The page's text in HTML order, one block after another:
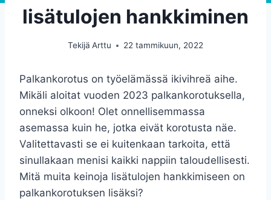
lisätulojen hankkiminen
Tekijä Arttu 22 tammikuun, 2022
Palkankorotus on työelämässä ikivihreä aihe.
Mikäli aloitat vuoden 2023 palkankorotuksella,
onneksi olkoon! Olet onnellisemmassa
asemassa kuin he, jotka eivät korotusta näe.
Valitettavasti se ei kuitenkaan tarkoita, että
sinullakaan menisi kaikki nappiin taloudellisesti.
Mitä muita keinoja lisätulojen hankkimiseen on
palkankorotuksen lisäksi?